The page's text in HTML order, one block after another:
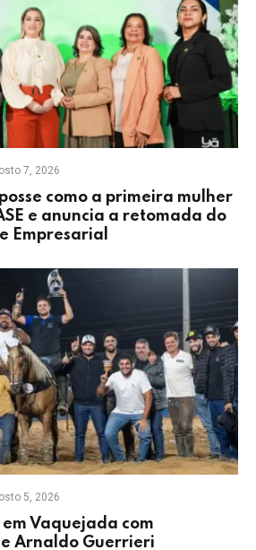
7, 2026
como a primeira mulher
e anuncia a retomada do
Empresarial
5, 2026
Vaquejada com
Arnaldo Guerrieri